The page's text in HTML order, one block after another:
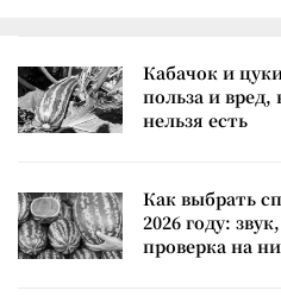
Кабачок и
польза и
нельзя есть
Как выбрать
2026 году:
проверка на